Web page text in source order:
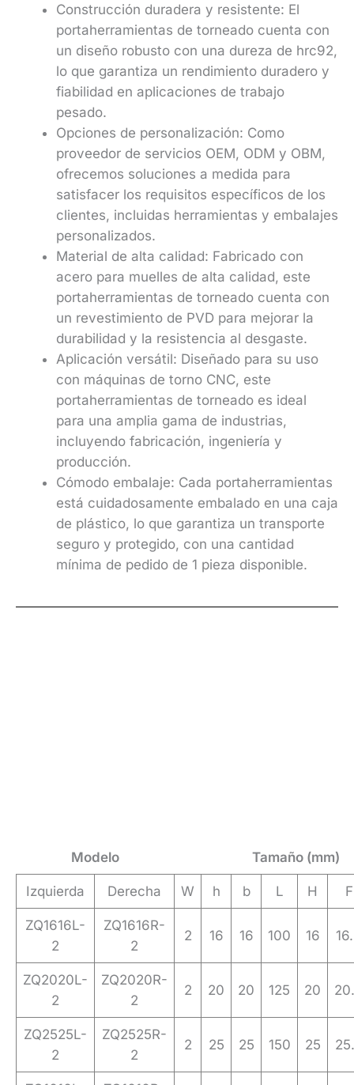
Construcción duradera y resistente: El
portaherramientas de torneado cuenta con
un diseño robusto con una dureza de hrc92,
lo que garantiza un rendimiento duradero y
fiabilidad en aplicaciones de trabajo
pesado.
Opciones de personalización: Como
proveedor de servicios OEM, ODM y OBM,
ofrecemos soluciones a medida para
satisfacer los requisitos específicos de los
clientes, incluidas herramientas y embalajes
personalizados.
Material de alta calidad: Fabricado con
acero para muelles de alta calidad, este
portaherramientas de torneado cuenta con
un revestimiento de PVD para mejorar la
durabilidad y la resistencia al desgaste.
Aplicación versátil: Diseñado para su uso
con máquinas de torno CNC, este
portaherramientas de torneado es ideal
para una amplia gama de industrias,
incluyendo fabricación, ingeniería y
producción.
Cómodo embalaje: Cada portaherramientas
está cuidadosamente embalado en una caja
de plástico, lo que garantiza un transporte
seguro y protegido, con una cantidad
mínima de pedido de 1 pieza disponible.
Modelo Tamaño (mm)
Izquierda Derecha W h b L H F
ZQ1616L-
2
ZQ1616R-
2
2 16 16 100 16
ZQ2020L-
2
ZQ2020R-
2
2 20 20 125 20
ZQ2525L-
2
ZQ2525R-
2
2 25 25 150 25